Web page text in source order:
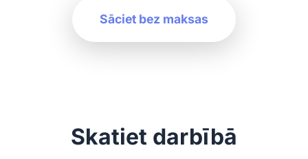
Sāciet bez maksas
Skatiet darbībā